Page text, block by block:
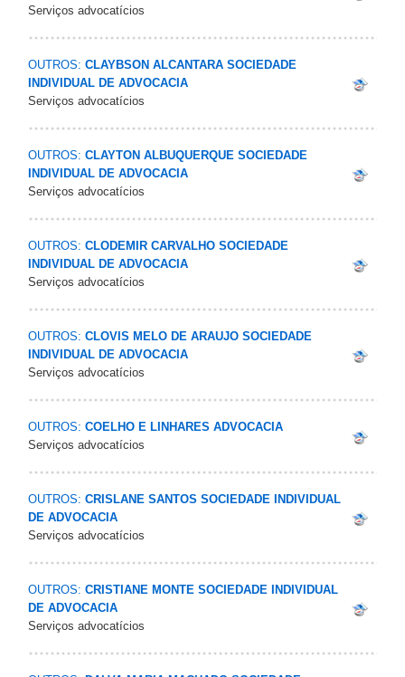
Serviços advocatícios
OUTROS: CLAYBSON ALCANTARA SOCIEDADE
INDIVIDUAL DE ADVOCACIA
Serviços advocatícios
OUTROS: CLAYTON ALBUQUERQUE SOCIEDADE
INDIVIDUAL DE ADVOCACIA
Serviços advocatícios
OUTROS: CLODEMIR CARVALHO SOCIEDADE
INDIVIDUAL DE ADVOCACIA
Serviços advocatícios
OUTROS: CLOVIS MELO DE ARAUJO SOCIEDADE
INDIVIDUAL DE ADVOCACIA
Serviços advocatícios
OUTROS: COELHO E LINHARES ADVOCACIA
Serviços advocatícios
OUTROS: CRISLANE SANTOS SOCIEDADE INDIVIDUAL
DE ADVOCACIA
Serviços advocatícios
OUTROS: CRISTIANE MONTE SOCIEDADE INDIVIDUAL
DE ADVOCACIA
Serviços advocatícios